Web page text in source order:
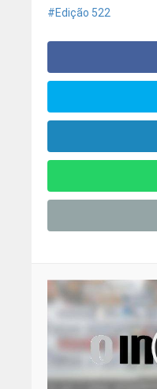
Edição 522